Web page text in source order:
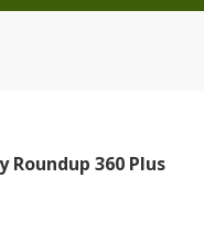
360 Plus